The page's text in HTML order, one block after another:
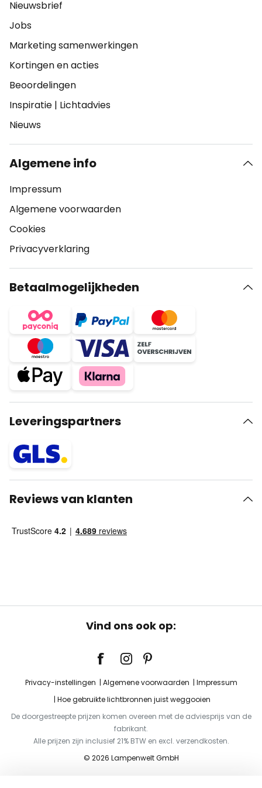
Nieuwsbrief
Jobs
Marketing samenwerkingen
Kortingen en acties
Beoordelingen
Inspiratie | Lichtadvies
Nieuws
Algemene info
Impressum
Algemene voorwaarden
Cookies
Privacyverklaring
Betaalmogelijkheden
Leveringspartners
Reviews van klanten
Vind ons ook op:
Privacy-instellingen Algemene voorwaarden
Impressum
Hoe gebruikte lichtbronnen juist weggooien
De doorgestreepte prijzen komen overeen met de adviesprijs van de
fabrikant.
Alle prijzen zijn inclusief 21% BTW en excl. verzendkosten.
© 2026 Lampenwelt GmbH